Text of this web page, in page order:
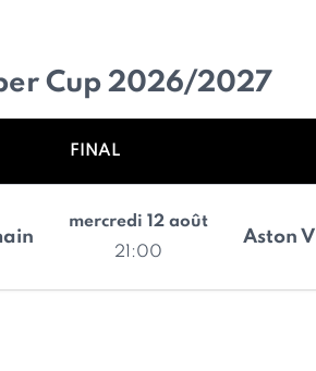
Cup 2026/2027
FINAL
mercredi 12 août
21:00
Aston